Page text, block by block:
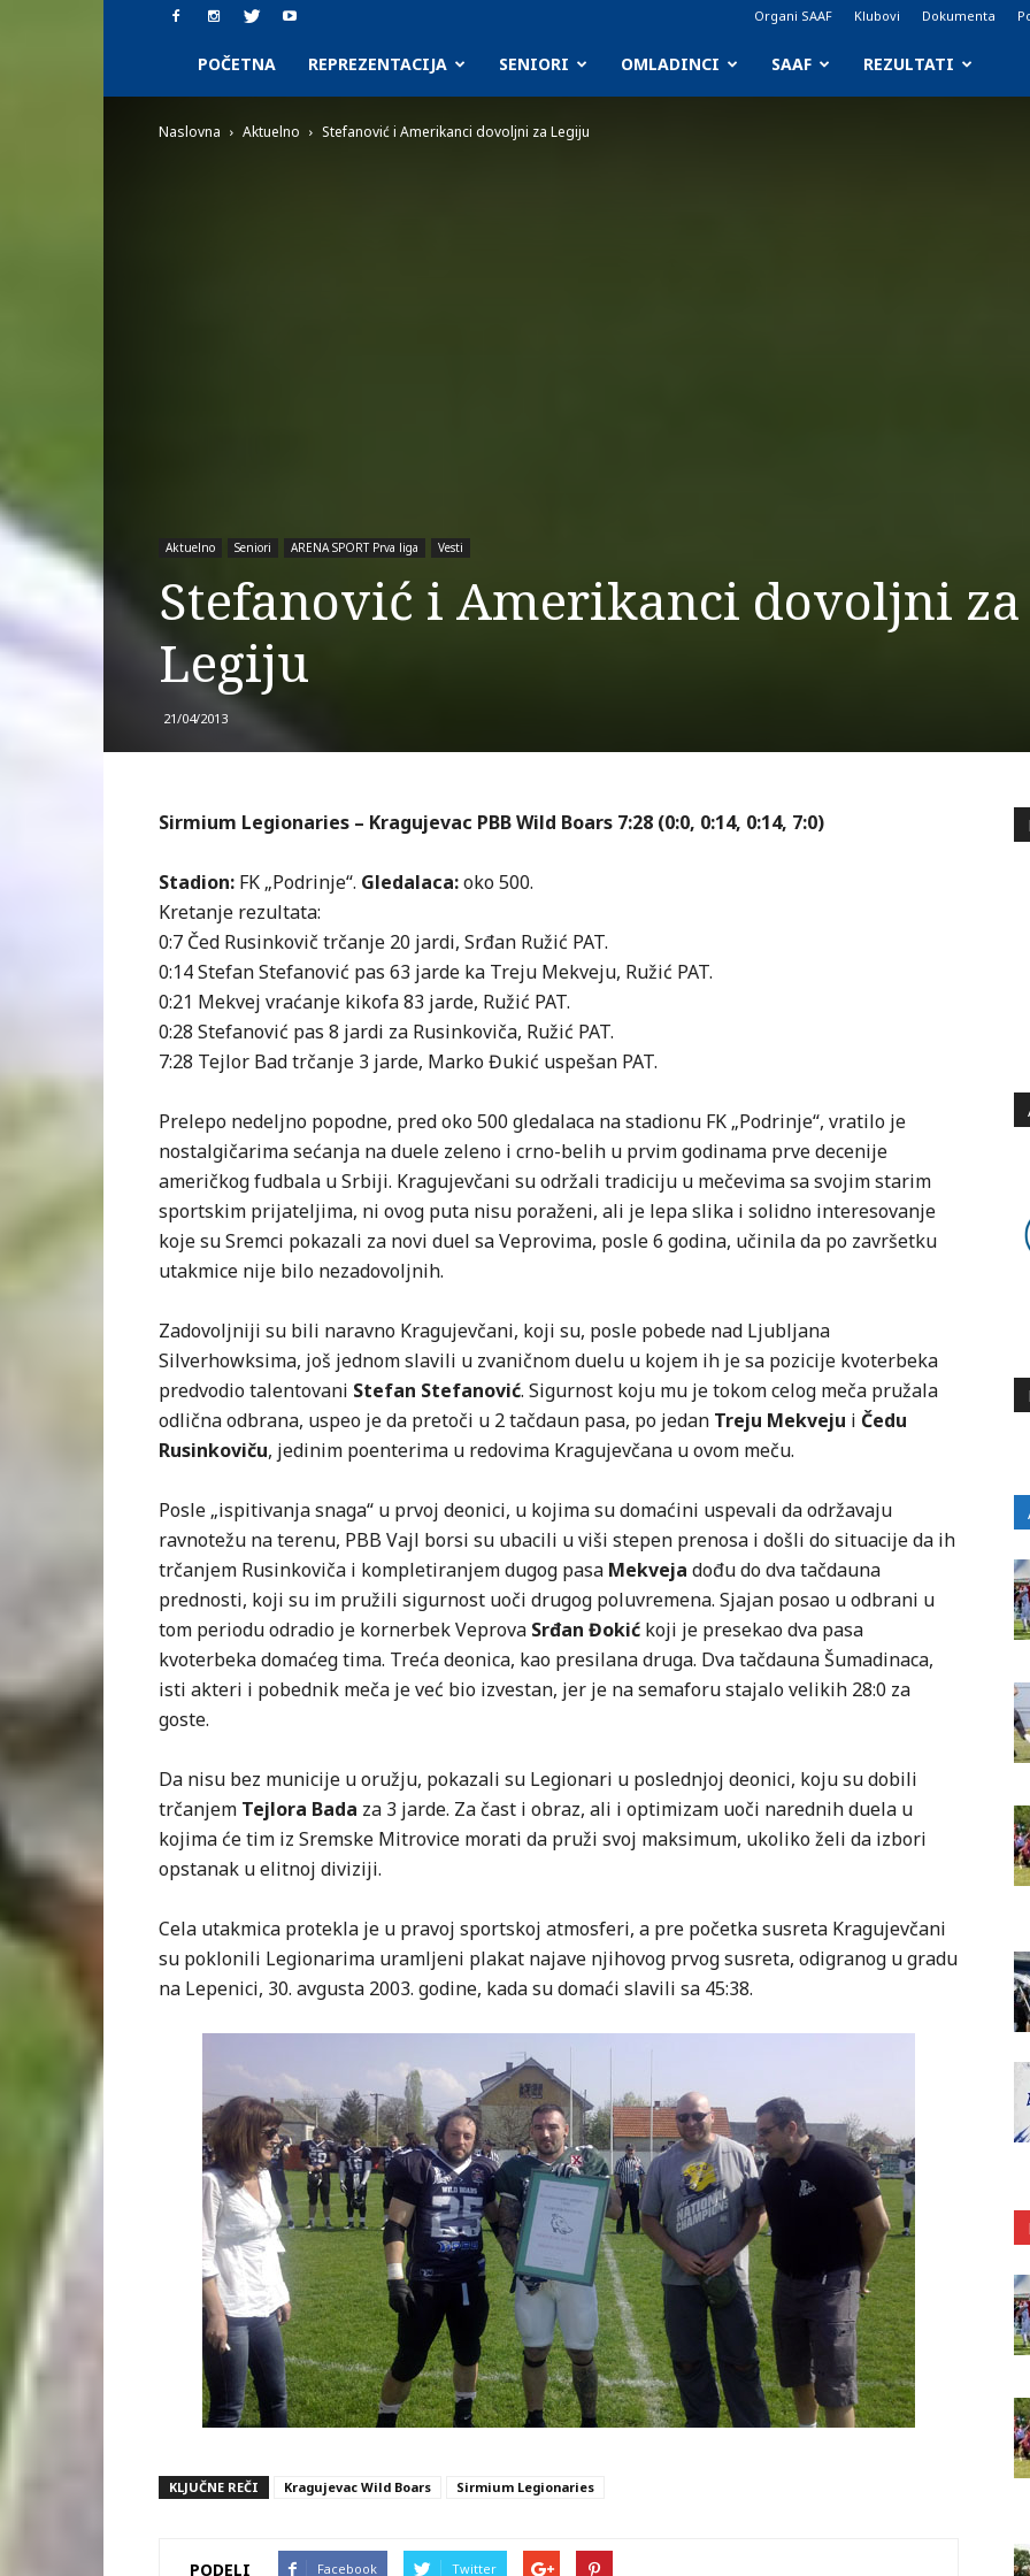
Organi SAAF Klubovi Dokumenta
SAAF.rs
POČETNA REPREZENTACIJA SENIORI OMLADINCI SAAF REZULTATI
Naslovna Aktuelno Stefanović i Amerikanci dovoljni za Legiju
Aktuelno Seniori ARENA SPORT Prva liga Vesti
Stefanović i Amerikanci dovoljni za
Legiju
21/04/2013
Sirmium Legionaries – Kragujevac PBB Wild Boars 7:28 (0:0, 0:14, 0:14, 7:0)
Stadion: FK „Podrinje“. Gledalaca:oko 500.
Kretanje rezultata:
0:7 Čed Rusinkovič trčanje 20 jardi, Srđan Ružić PAT.
0:14 Stefan Stefanović pas 63 jarde ka Treju Mekveju, Ružić PAT.
0:21 Mekvej vraćanje kikofa 83 jarde, Ružić PAT.
0:28 Stefanović pas 8 jardi za Rusinkoviča, Ružić PAT.
7:28 Tejlor Bad trčanje 3 jarde, Marko Đukić uspešan PAT.
Prelepo nedeljno popodne, pred oko 500 gledalaca na stadionu FK „Podrinje“, vratilo je
nostalgičarima sećanja na duele zeleno i crno-belih u prvim godinama prve decenije
američkog fudbala u Srbiji. Kragujevčani su održali tradiciju u mečevima sa svojim starim
sportskim prijateljima, ni ovog puta nisu poraženi, ali je lepa slika i solidno interesovanje
koje su Sremci pokazali za novi duel sa Veprovima, posle 6 godina, učinila da po završetku
utakmice nije bilo nezadovoljnih.
Zadovoljniji su bili naravno Kragujevčani, koji su, posle pobede nad Ljubljana
Silverhowksima, još jednom slavili u zvaničnom duelu u kojem ih je sa pozicije kvoterbeka
predvodio talentovani Stefan Stefanović. Sigurnost koju mu je tokom celog meča pružala
odlična odbrana, uspeo je da pretoči u 2 tačdaun pasa, po jedan Treju Mekveju i Čedu
Rusinkoviču, jedinim poenterima u redovima Kragujevčana u ovom meču.
Posle „ispitivanja snaga“ u prvoj deonici, u kojima su domaćini uspevali da održavaju
ravnotežu na terenu, PBB Vajl borsi su ubacili u viši stepen prenosa i došli do situacije da ih
trčanjem Rusinkoviča i kompletiranjem dugog pasa Mekveja dođu do dva tačdauna
prednosti, koji su im pružili sigurnost uoči drugog poluvremena. Sjajan posao u odbrani u
tom periodu odradio je kornerbek Veprova Srđan Đokić koji je presekao dva pasa
kvoterbeka domaćeg tima. Treća deonica, kao presilana druga. Dva tačdauna Šumadinaca,
isti akteri i pobednik meča je već bio izvestan, jer je na semaforu stajalo velikih 28:0 za
goste.
Da nisu bez municije u oružju, pokazali su Legionari u poslednjoj deonici, koju su dobili
trčanjem Tejlora Bada za 3 jarde. Za čast i obraz, ali i optimizam uoči narednih duela u
kojima će tim iz Sremske Mitrovice morati da pruži svoj maksimum, ukoliko želi da izbori
opstanak u elitnoj diviziji.
Cela utakmica protekla je u pravoj sportskoj atmosferi, a pre početka susreta Kragujevčani
su poklonili Legionarima uramljeni plakat najave njihovog prvog susreta, odigranog u gradu
na Lepenici, 30. avgusta 2003. godine, kada su domaći slavili sa 45:38.
KLJUČNE REČI Kragujevac Wild Boars Sirmium Legionaries
PODELI Facebook Twitter